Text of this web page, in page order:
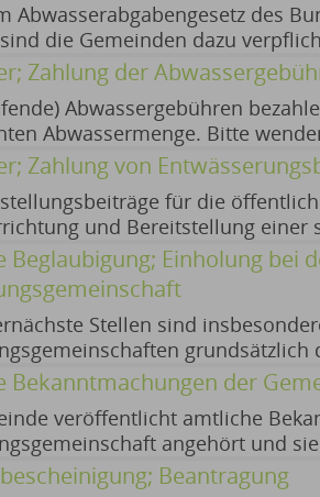
Abwasserabgabengesetz des
die Gemeinden dazu
zu bezahlen. Bitte wenden Sie
Die Abgabe
Zahlung der
Abwassergebühren
Abwassermenge. Bitte
Regelungen vor Ort an Ihre
(fakultatives)
Zahlung von
für die
und Bereitstellung einer
mit. Bitte wenden Sie sich
vor Ort an Ihre
Beglaubigung; Einholung bei
Stellen sind
grundsätzlich
beglaubigen. Mit der
oder eines
Bekanntmachungen der
veröffentlicht amtliche
angehört und
der Verwaltungsgemeinschaft
Beantragung